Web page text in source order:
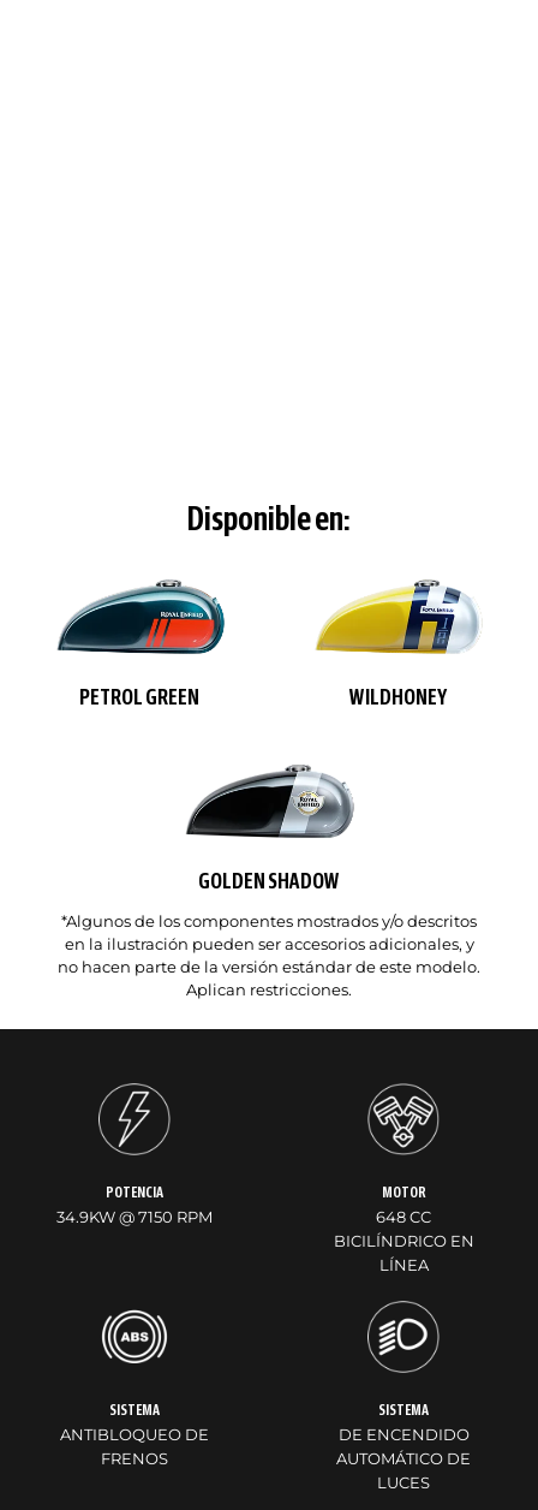
Disponible en:
PETROL GREEN WILDHONEY
GOLDEN SHADOW
*Algunos de los componentes mostrados y/o descritos
en la ilustración pueden ser accesorios adicionales, y
no hacen parte de la versión estándar de este modelo.
Aplican restricciones.
POTENCIA
34.9KW @ 7150 RPM
MOTOR
648 CC
BICILÍNDRICO EN
LÍNEA
SISTEMA
ANTIBLOQUEO DE
FRENOS
SISTEMA
DE ENCENDIDO
AUTOMÁTICO DE
LUCES